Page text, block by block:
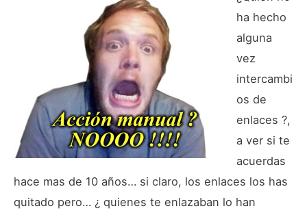
ha hecho
alguna
vez
intercambi
os de
enlaces ?,
a ver si te
acuerdas
hace mas de 10 años… si claro, los enlaces los has
quitado pero… ¿ quienes te enlazaban lo han